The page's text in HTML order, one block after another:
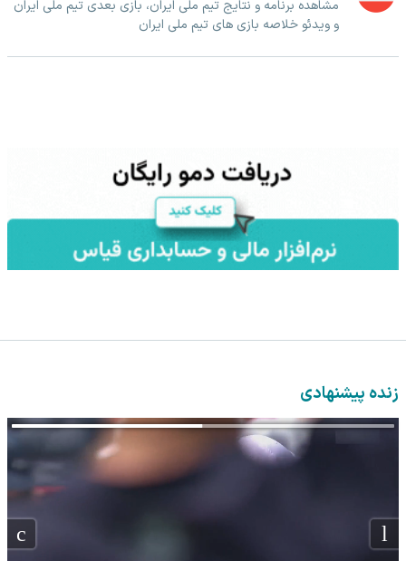
مشاهده برنامه و نتایج تیم ملی ایران، بازی بعدی تیم ملی ایران
و ویدئو خلاصه بازی های تیم ملی ایران
زنده پیشنهادی